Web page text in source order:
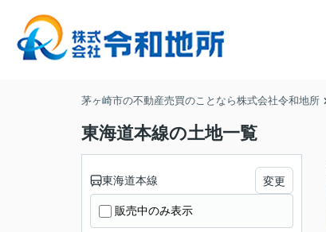
茅ヶ崎市の不動産売買のことなら株式会社令和地所
東海道本線の土地一覧
東海道本線 変更
販売中のみ表示